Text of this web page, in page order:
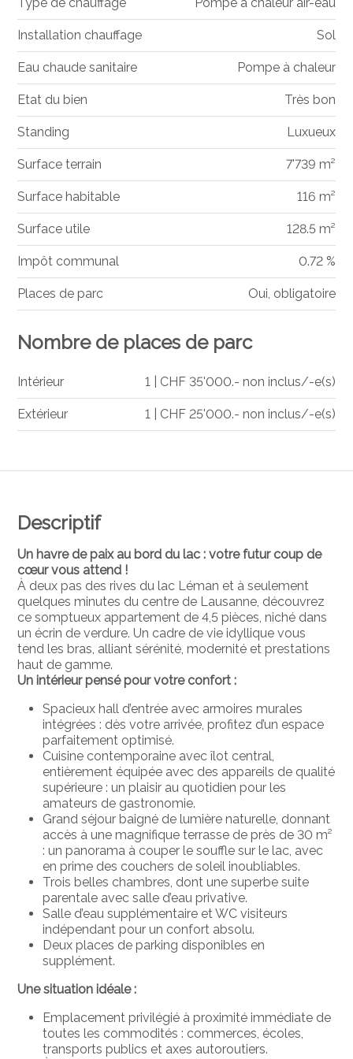
Descriptif
Un havre de paix au bord du lac : votre futur coup de
cœur vous attend !
À deux pas des rives du lac Léman et à seulement
quelques minutes du centre de Lausanne, découvrez
ce somptueux appartement de 4,5 pièces, niché dans
un écrin de verdure. Un cadre de vie idyllique vous
tend les bras, alliant sérénité, modernité et prestations
haut de gamme.
Un intérieur pensé pour votre confort :
Spacieux hall d’entrée avec armoires murales
intégrées : dès votre arrivée, profitez d’un espace
parfaitement optimisé.
Cuisine contemporaine avec îlot central,
entièrement équipée avec des appareils de qualité
supérieure : un plaisir au quotidien pour les
amateurs de gastronomie.
Grand séjour baigné de lumière naturelle, donnant
accès à une magnifique terrasse de près de 30 m²
: un panorama à couper le souffle sur le lac, avec
en prime des couchers de soleil inoubliables.
Trois belles chambres, dont une superbe suite
parentale avec salle d’eau privative.
Salle d’eau supplémentaire et WC visiteurs
indépendant pour un confort absolu.
Deux places de parking disponibles en
supplément.
Une situation idéale :
Emplacement privilégié à proximité immédiate de
toutes les commodités : commerces, écoles,
transports publics et axes autoroutiers.
Installation chauffage Sol
Eau chaude sanitaire Pompe à chaleur
Etat du bien Très bon
Standing Luxueux
Surface terrain 7'739 m²
Surface habitable 116 m²
Surface utile 128.5 m²
Impôt communal 0.72 %
Places de parc Oui, obligatoire
Nombre de places de parc
Intérieur 1 | CHF 35'000.- non inclus/-e(s)
Extérieur 1 | CHF 25'000.- non inclus/-e(s)